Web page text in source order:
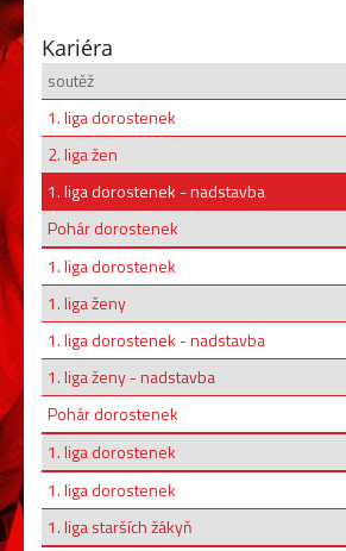
Kariéra
soutěž
1. liga dorostenek
2. liga žen
1. liga dorostenek - nadstavba
Pohár dorostenek
1. liga dorostenek
1. liga ženy
1. liga dorostenek - nadstavba
1. liga ženy - nadstavba
Pohár dorostenek
1. liga dorostenek
1. liga dorostenek
1. liga starších žákyň